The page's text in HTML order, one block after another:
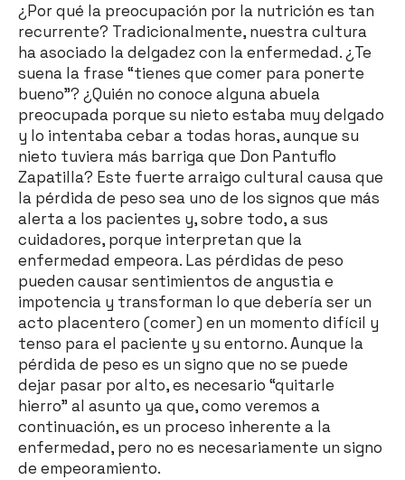
¿Por qué la preocupación por la nutrición es tan
recurrente? Tradicionalmente, nuestra cultura
ha asociado la delgadez con la enfermedad. ¿Te
suena la frase “tienes que comer para ponerte
bueno”? ¿Quién no conoce alguna abuela
preocupada porque su nieto estaba muy delgado
y lo intentaba cebar a todas horas, aunque su
nieto tuviera más barriga que Don Pantuflo
Zapatilla? Este fuerte arraigo cultural causa que
la pérdida de peso sea uno de los signos que más
alerta a los pacientes y, sobre todo, a sus
cuidadores, porque interpretan que la
enfermedad empeora. Las pérdidas de peso
pueden causar sentimientos de angustia e
impotencia y transforman lo que debería ser un
acto placentero (comer) en un momento difícil y
tenso para el paciente y su entorno. Aunque la
pérdida de peso es un signo que no se puede
dejar pasar por alto, es necesario “quitarle
hierro” al asunto ya que, como veremos a
continuación, es un proceso inherente a la
enfermedad, pero no es necesariamente un signo
de empeoramiento.